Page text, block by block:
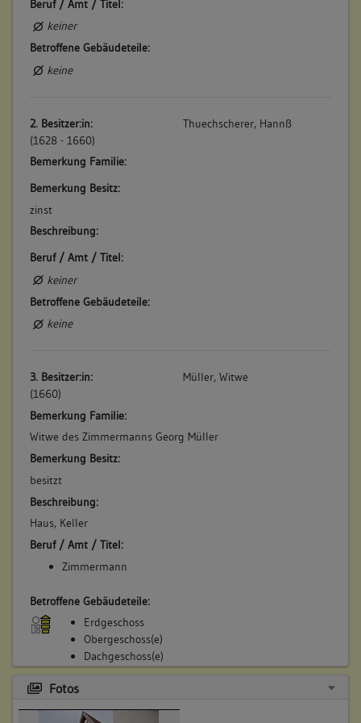
Beruf / Amt / Titel:
keiner
Betroffene Gebäudeteile:
keine
2. Besitzer:in:
(1628 - 1660)
Thuechscherer, Hannß
Bemerkung Familie:
Bemerkung Besitz:
zinst
Beschreibung:
Beruf / Amt / Titel:
keiner
Betroffene Gebäudeteile:
keine
3. Besitzer:in:
(1660)
Müller, Witwe
Bemerkung Familie:
Witwe des Zimmermanns Georg Müller
Bemerkung Besitz:
besitzt
Beschreibung:
Haus, Keller
Beruf / Amt / Titel:
Zimmermann
Betroffene Gebäudeteile:
Erdgeschoss
Obergeschoss(e)
Dachgeschoss(e)
Untergeschoss(e)
Fotos